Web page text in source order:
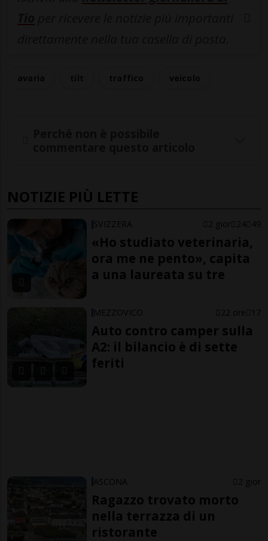
NOTIZIE PIÙ LETTE
SVIZZERA 2 gior 24 49
«Ho studiato veterinaria,
ora me ne pento», capita
a una laureata su tre
MEZZOVICO 22 ore 17
Auto contro camper sulla
A2: il bilancio è di sette
feriti
ASCONA 2 gior
Ragazzo trovato morto
nella terrazza di un
ristorante